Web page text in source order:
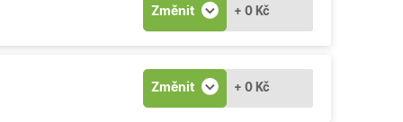
Změnit + 0 Kč
Změnit + 0 Kč